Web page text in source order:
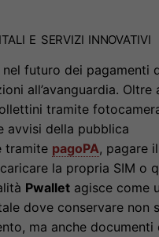
e servizi innovativi
nel futuro dei pagamenti
all’avanguardia. Oltre
tramite
avvisi della pubblica
tramite pagoPA, pagare
la propria SIM o
Pwallet agisce come
dove conservare non
ma anche documenti